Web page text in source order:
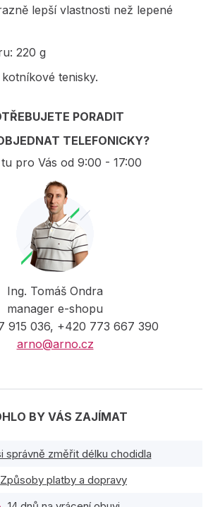
lepší vlastnosti než lepené
220 g
tenisky.
PORADIT
TELEFONICKY?
pro Vás od 9:00 - 17:00
Ing. Tomáš Ondra
manager e-shopu
915 036, +420 773 667 390
arno@arno.cz
BY VÁS ZAJÍMAT
správně změřit délku chodidla
Způsoby platby a dopravy